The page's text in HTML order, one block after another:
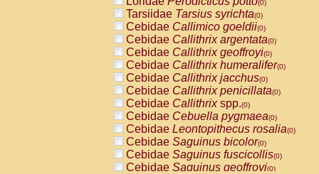
(0)
Tarsiidae Tarsius syrichta(0)
Cebidae Callimico goeldii(0)
Cebidae Callithrix argentata(0)
Cebidae Callithrix geoffroyi(0)
Cebidae Callithrix humeralifer(0)
Cebidae Callithrix jacchus(0)
Cebidae Callithrix penicillata(0)
Cebidae Callithrixspp.(0)
Cebidae Cebuella pygmaea(0)
Cebidae Leontopithecus rosalia(0)
Cebidae Saguinus bicolor(0)
Cebidae Saguinus fuscicollis(0)
Cebidae Saguinus geoffroyi(0)